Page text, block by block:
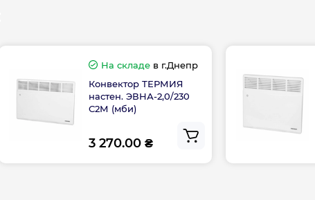
На складев г.Днепр
Конвектор ТЕРМИЯ
настен. ЭВНА-2,0/230
С2М (мби)
3 270.00 ₴